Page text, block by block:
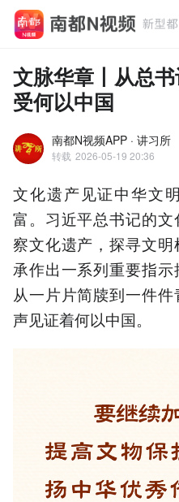
文脉华章丨从总
受何以中国
南都N视频APP · 讲习所
转载 2026-05-19 20:36
文化遗产见证中华文
富。习近平总书记的
察文化遗产，探寻文
承作出一系列重要指示
从一片片简牍到一件
声见证着何以中国。